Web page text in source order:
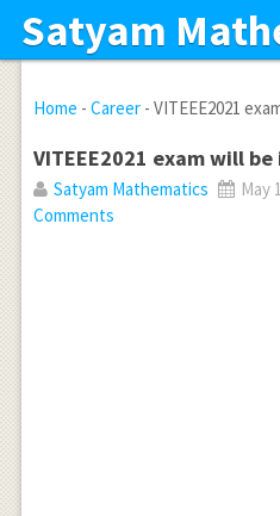
Satyam
Home - Career- VITEEE2021
VITEEE2021 exam will
Satyam Mathematics May
Comments